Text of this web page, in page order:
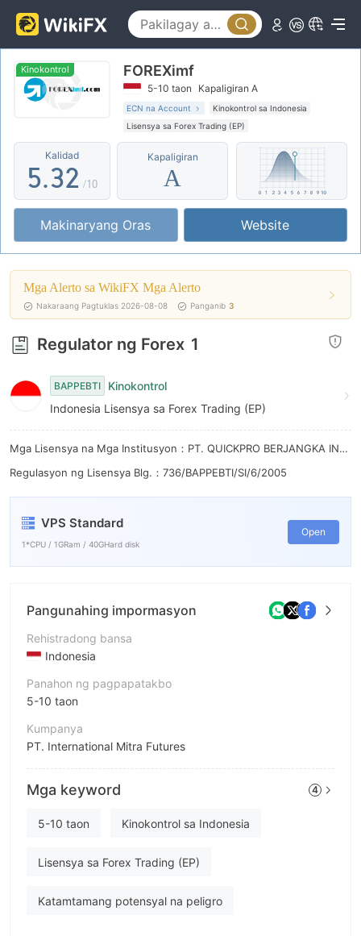
Kinokontrol FOREXimf
5-10 taon Kapaligiran A
ECN na Account
Kinokontrol sa Indonesia
Lisensya sa Forex Trading (EP)
Katamtamang potensyal na peligro
Kalidad
0
1
2
3
4
5
6
7
8
9
.
0
2
3
4
5
6
7
8
9
1
2
3
4
5
6
7
8
9
/10
Kapaligiran
A
Makinaryang Oras Website
Mga Alerto sa WikiFX Mga Alerto
Nakaraang Pagtuklas 2026-08-08 Panganib 3
Regulator ng Forex 1
BAPPEBTI
Kinokontrol
Indonesia Lisensya sa Forex Trading (EP)
Mga Lisensya na Mga Institusyon：PT. QUICKPRO BERJANGKA INDONESIA
Regulasyon ng Lisensya Blg.：736/BAPPEBTI/SI/6/2005
VPS Standard
1*CPU / 1GRam / 40GHard disk
Open
Pangunahing impormasyon
Rehistradong bansa
Indonesia
Panahon ng pagpapatakbo
5-10 taon
Kumpanya
PT. International Mitra Futures
Pagwawasto
FOREXimf
empleyado ng kumpanya
Mga keyword 4
5-10 taon Kinokontrol sa Indonesia
Lisensya sa Forex Trading (EP)
Katamtamang potensyal na peligro